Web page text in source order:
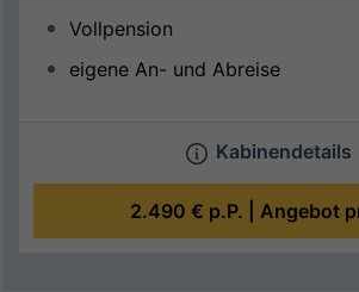
Vollpension
eigene An- und Abreise
Kabinendetails
2.490 € p.P. | Angebot